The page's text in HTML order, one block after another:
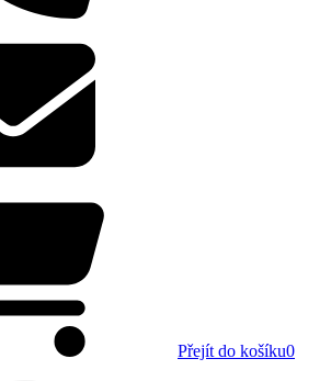
Přejít do košíku0